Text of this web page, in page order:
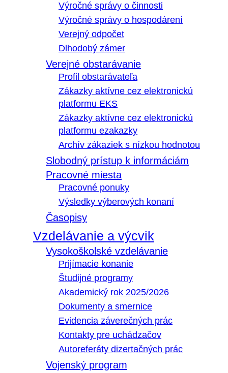
Výročné správy o činnosti
Výročné správy o hospodárení
Verejný odpočet
Dlhodobý zámer
Verejné obstarávanie
Profil obstarávateľa
Zákazky aktívne cez elektronickú
platformu EKS
Zákazky aktívne cez elektronickú
platformu ezakazky
Archív zákaziek s nízkou hodnotou
Slobodný prístup k informáciám
Pracovné miesta
Pracovné ponuky
Výsledky výberových konaní
Časopisy
Vzdelávanie a výcvik
Vysokoškolské vzdelávanie
Prijímacie konanie
Študijné programy
Akademický rok 2025/2026
Dokumenty a smernice
Evidencia záverečných prác
Kontakty pre uchádzačov
Autoreferáty dizertačných prác
Vojenský program